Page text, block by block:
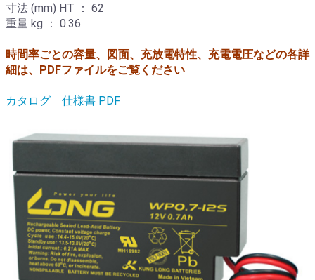
寸法 (mm) HT ： 62
重量 kg ： 0.36
時間率ごとの容量、図面、充放電特性、充電電圧などの各詳
細は、PDFファイルをご覧ください
カタログ 仕様書 PDF